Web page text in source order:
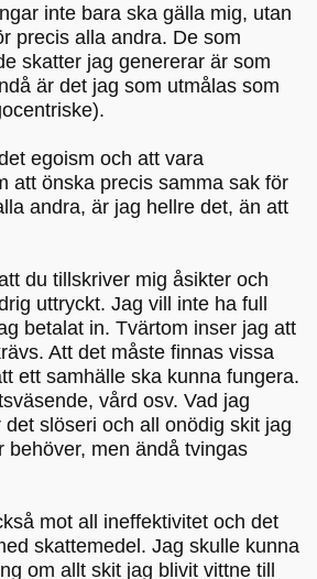
inte bara ska gälla mig, utan
precis alla andra. De som
skatter jag genererar är som
är det jag som utmålas som
egoism och att vara
att önska precis samma sak för
andra, är jag hellre det, än att
du tillskriver mig åsikter och
uttryckt. Jag vill inte ha full
betalat in. Tvärtom inser jag att
Att det måste finnas vissa
ett samhälle ska kunna fungera.
vård osv. Vad jag
slöseri och all onödig skit jag
behöver, men ändå tvingas
mot all ineffektivitet och det
skattemedel. Jag skulle kunna
om allt skit jag blivit vittne till